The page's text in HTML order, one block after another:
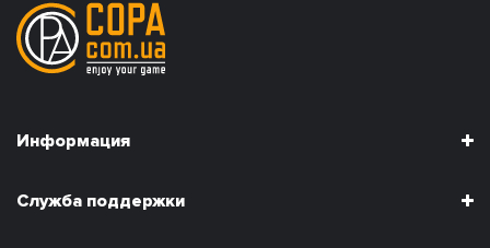
Информация
Служба поддержки